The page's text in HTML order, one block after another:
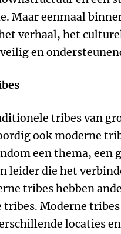
Maar eenmaal
verhaal, het
en
tribes van
ook moderne
een thema, een
leider die het
tribes hebben
Moderne
locaties